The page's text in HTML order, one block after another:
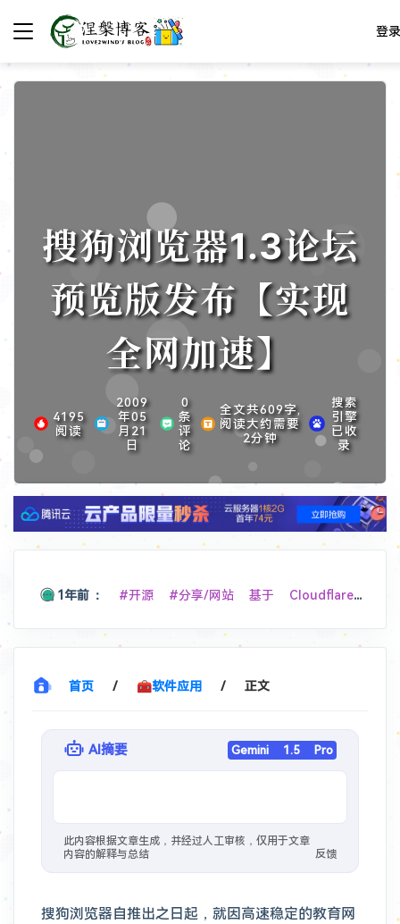
登录
搜狗浏览器1.3论坛
预览版发布【实现
全网加速】
4195
阅读
2009
年05
月21
日
0
条
评
论
全文共609字,
阅读大约需要
2分钟
搜索
引擎
已收
录
1年前 ： #开源 #分享/网站 基于 Cloudflare Workers 的微信文件传输助手 Web 应用，采用单文件全栈架构，实现跨设备文件传输和消息同步功能。
： 美国地址生成器 - 随机生成美国地址和个人身份信息
2年前：在Vercel搭建了一个Bing壁纸的API，速度还是不错的，已经用到微博背景。搭建还是很简单的，Fork这个项目，然后把默认分支master改为vercel，然后直接在Vercel新建项目，导入你的fork，创建即可。除了获取Bing每日地址，这个API还可以获取网站信息，图标，标题等、获取QQ信息、QQ头像、QQ昵称等、获取短视频信息、去水印、抖音、火山、微视、皮皮虾、最右 🐙
2年前：#分享/资源 针对最近Vercel国内多地反应DNS解析跳反诈，分享个可用的中国DNS，
11个月前：#分享/福利 Edgeone 测速页面免费 4 个激活码
11个月前：#软件/Winhellzerg/optimizer: The finest Windows Optimizer
首页 / 🧰软件应用 / 正文
AI摘要 Gemini 1.5 Pro
此内容根据文章生成，并经过人工审核，仅用于文章
内容的解释与总结
反馈
搜狗浏览器自推出之日起，就因高速稳定的教育网